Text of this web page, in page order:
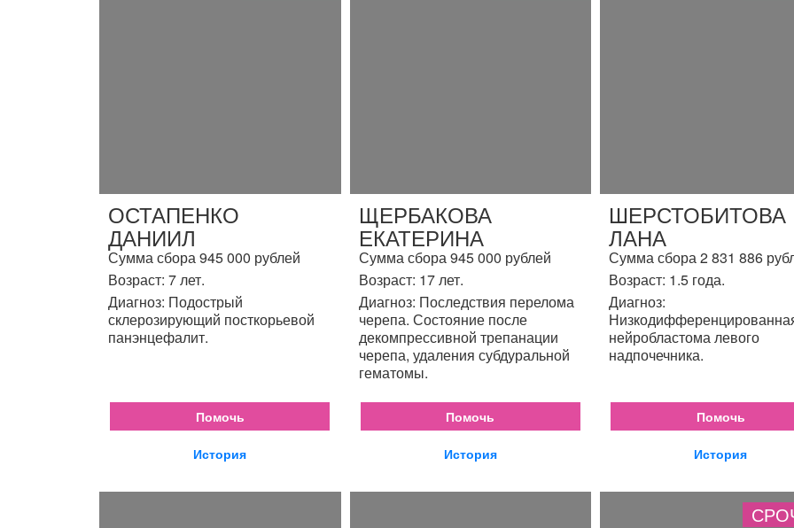
ОСТАПЕНКО
ДАНИИЛ
Сумма сбора 945 000 рублей
Возраст: 7 лет.
Диагноз: Подострый
склерозирующий посткорьевой
панэнцефалит.
Помочь
История
ЩЕРБАКОВА
ЕКАТЕРИНА
Сумма сбора 945 000 рублей
Возраст: 17 лет.
Диагноз: Последствия перелома
черепа. Состояние после
декомпрессивной трепанации
черепа, удаления субдуральной
гематомы.
Помочь
История
ШЕРСТОБИТОВА
ЛАНА
Сумма сбора 2 831 886
Возраст: 1.5 года.
Диагноз:
нейробластома левого
надпочечника.
Помочь
История